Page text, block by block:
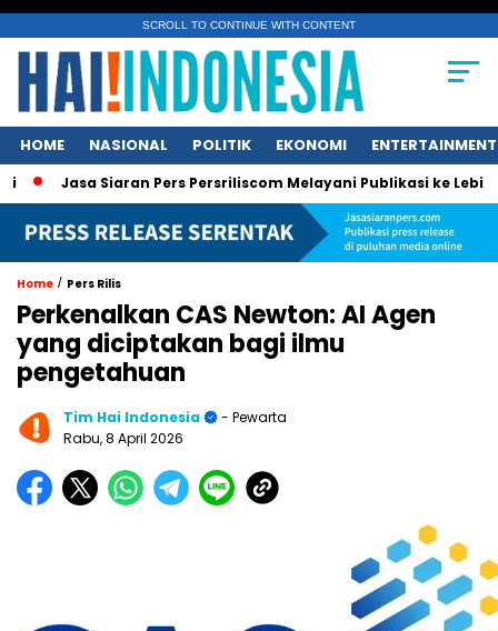
SCROLL TO CONTINUE WITH CONTENT
HOME NASIONAL POLITIK EKONOMI ENTERTAINMENT
Siaran Pers Persriliscom Melayani Publikasi ke Lebih dari
Home / Pers Rilis
Perkenalkan CAS Newton: AI Agen
yang diciptakan bagi ilmu
pengetahuan
Tim Hai Indonesia
- Pewarta
Rabu, 8 April 2026